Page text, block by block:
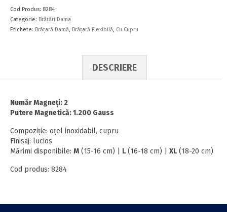
Cod Produs: 8284
Categorie: Brăţări Dama
Etichete: Brăţară Damă, Brăţară Flexibilă, Cu Cupru
DESCRIERE
Număr Magneţi: 2
Putere Magnetică: 1.200 Gauss
Compoziţie: oţel inoxidabil, cupru
Finisaj: lucios
Mărimi disponibile: M (15-16 cm) | L (16-18 cm) | XL (18-20 cm)
Cod produs: 8284